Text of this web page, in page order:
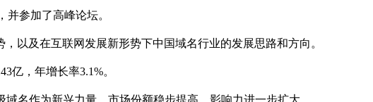
参加了高峰论坛。
以及在互联网发展新形势下中国域名行业的发展思路和方向。
亿，年增长率3.1%。